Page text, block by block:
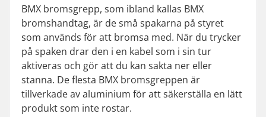
BMX bromsgrepp, som ibland kallas BMX
bromshandtag, är de små spakarna på styret
som används för att bromsa med. När du trycker
på spaken drar den i en kabel som i sin tur
aktiveras och gör att du kan sakta ner eller
stanna. De flesta BMX bromsgreppen är
tillverkade av aluminium för att säkerställa en lätt
produkt som inte rostar.